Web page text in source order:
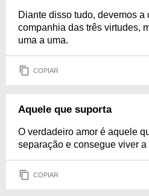
Diante disso tudo, devemos a
companhia das três virtudes,
uma a uma.
COPIAR
Aquele que suporta
O verdadeiro amor é aquele
separação e consegue viver a
COPIAR